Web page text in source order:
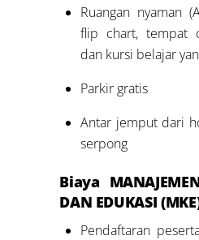
Ruangan nyaman
flip chart, tempat
dan kursi belajar
Parkir gratis
Antar jemput dari
serpong
Biaya
DAN EDUKASI
Pendaftaran